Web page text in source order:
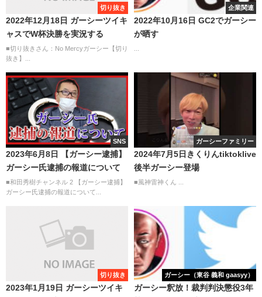
切り抜き
2022年12月18日 ガーシーツイキ
ャスでW杯決勝を実況する
■切り抜きさん：No Mercyガーシー【切り
抜き】...
企業関連
2022年10月16日 GC2でガーシー
が晒す
SNS
2023年6月8日 【ガーシー逮捕】
ガーシー氏逮捕の報道について
■和田秀樹チャンネル 2 【ガーシー逮捕】
ガーシー氏逮捕の報道について...
ガーシーファミリー
2024年7月5日きくりんtiktoklive
後半ガーシー登場
■風神雷神くん ...
切り抜き
2023年1月19日 ガーシーツイキ
ガーシー（東谷 義和 gaasyy）
ガーシー釈放！裁判判決懲役3年